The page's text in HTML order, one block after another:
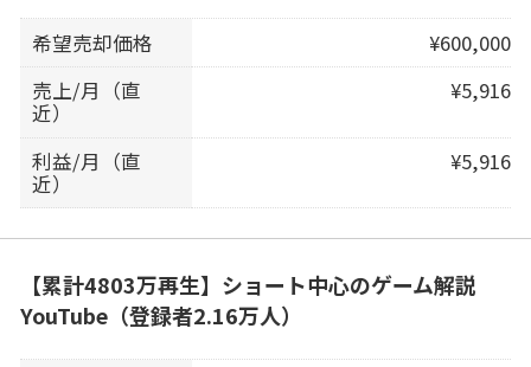
希望売却価格
¥600,000
売上/月（直
近）
¥5,916
利益/月（直
近）
¥5,916
【累計4803万再生】ショート中心のゲーム解説
YouTube（登録者2.16万人）